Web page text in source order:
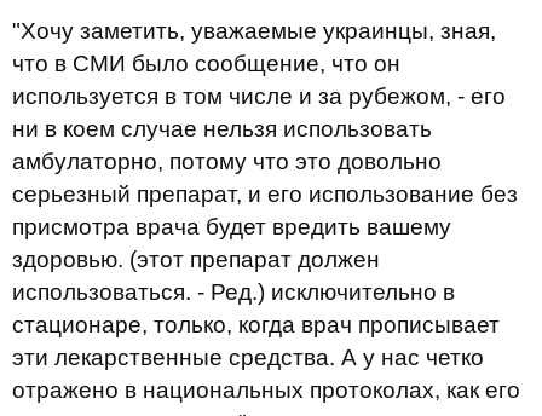
"Хочу заметить, уважаемые украинцы, зная,
что в СМИ было сообщение, что он
используется в том числе и за рубежом, - его
ни в коем случае нельзя использовать
амбулаторно, потому что это довольно
серьезный препарат, и его использование без
присмотра врача будет вредить вашему
здоровью. (этот препарат должен
использоваться. - Ред.) исключительно в
стационаре, только, когда врач прописывает
эти лекарственные средства. А у нас четко
отражено в национальных протоколах, как его